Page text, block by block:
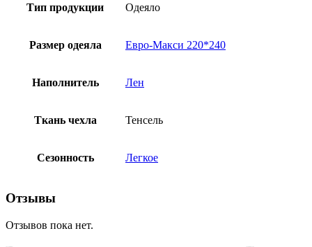
Тип продукции Одеяло
Размер одеяла Евро-Макси 220*240
Наполнитель Лен
Ткань чехла Тенсель
Сезонность Легкое
Отзывы
Отзывов пока нет.